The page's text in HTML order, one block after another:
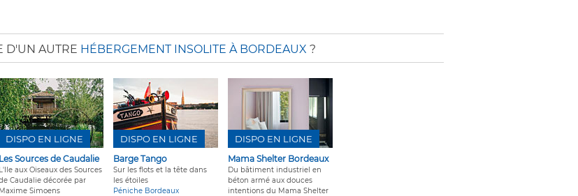
D'UN AUTRE HÉBERGEMENT INSOLITE À BORDEAUX ?
Les Sources de Caudalie
L'Ile aux Oiseaux des Sources
Caudalie décorée par
Maxime Simoens
DISPO EN LIGNE
Barge Tango
Sur les flots et la tête dans
les étoiles
Péniche Bordeaux
DISPO EN LIGNE
Mama Shelter Bordeaux
Du bâtiment industriel en
béton armé aux douces
intentions du Mama Shelter
DISPO EN LIGNE